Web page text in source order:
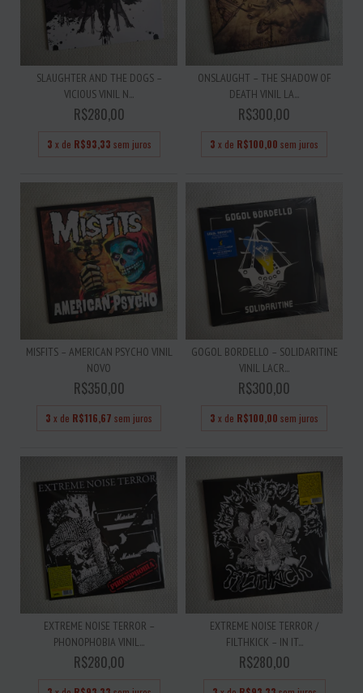
SLAUGHTER AND THE DOGS –
VICIOUS VINIL N...
R$280,00
3 x de R$93,33 sem juros
ONSLAUGHT – THE SHADOW OF
DEATH VINIL LA...
R$300,00
3 x de R$100,00 sem juros
MISFITS – AMERICAN PSYCHO VINIL
NOVO
R$350,00
3 x de R$116,67 sem juros
GOGOL BORDELLO – SOLIDARITINE
VINIL LACR...
R$300,00
3 x de R$100,00 sem juros
EXTREME NOISE TERROR –
PHONOPHOBIA VINIL...
R$280,00
EXTREME NOISE TERROR /
FILTHKICK – IN IT...
R$280,00